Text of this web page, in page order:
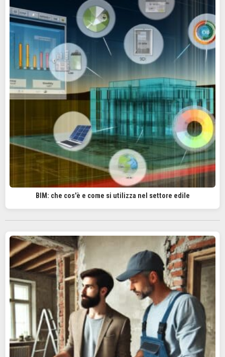
BIM: che cos'è e come si utilizza nel settore edile